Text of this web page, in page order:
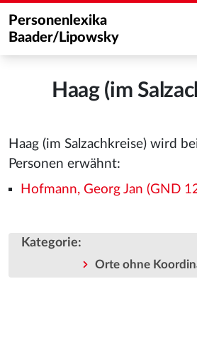
Personenlexika
Baader/Lipowsky
Haag (im
Haag (im Salzachkreise) wird
Personen erwähnt:
Hofmann, Georg Jan (GND
Kategorie:
Orte ohne